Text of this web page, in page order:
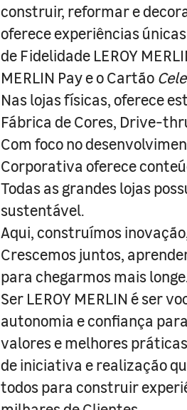
construir, reformar e
oferece experiências
de Fidelidade LEROY
MERLIN Pay e o Cartão
Nas lojas físicas, oferece
Fábrica de Cores, Drive-
Com foco no
Corporativa oferece
Todas as grandes lojas
sustentável.
Aqui, construímos
Crescemos juntos,
para chegarmos mais
Ser LEROY MERLIN é ser
autonomia e confiança
valores e melhores
de iniciativa e realização
todos para construir